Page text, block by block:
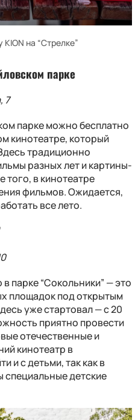
на “Стрелке”
парке
7
парке можно бесплатно
кинотеатре, который
традиционно
разных лет и картины-
того, в кинотеатре
фильмов. Ожидается,
все лето.
парке “Сокольники” — это
площадок под открытым
уже стартовал — с 20
приятно провести
отечественные и
кинотеатр в
и с детьми, так как в
детские